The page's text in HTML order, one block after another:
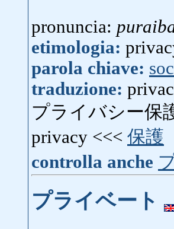
pronuncia:
etimologia:
parola chiave:
traduzione:
プライバシー保
privacy <<< 保護
controlla anche
プライベート